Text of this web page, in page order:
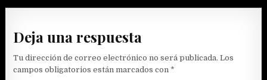
Deja una respuesta
Tu dirección de correo electrónico no será publicada. Los
campos obligatorios están marcados con *